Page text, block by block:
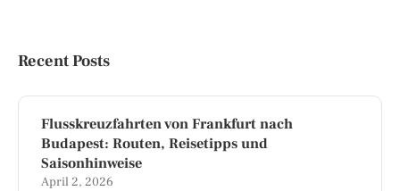
Recent Posts
Flusskreuzfahrten von Frankfurt nach
Budapest: Routen, Reisetipps und
Saisonhinweise
April 2, 2026